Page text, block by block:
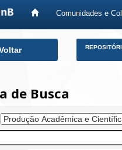
Comunidades e
de Busca